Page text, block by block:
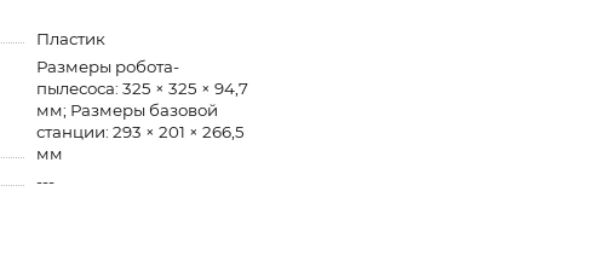
Пластик
Размеры робота-
пылесоса: 325 × 325 × 94,7
мм; Размеры базовой
станции: 293 × 201 × 266,5
мм
---